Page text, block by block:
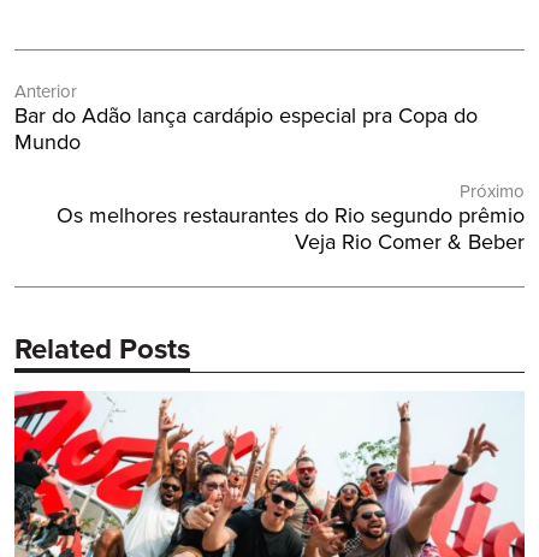
de
Post
Anterior
Post
Anterior:
Bar do Adão lança cardápio especial pra Copa do
Mundo
Próximo
Próximo
Os melhores restaurantes do Rio segundo prêmio
Veja Rio Comer & Beber
Related Posts